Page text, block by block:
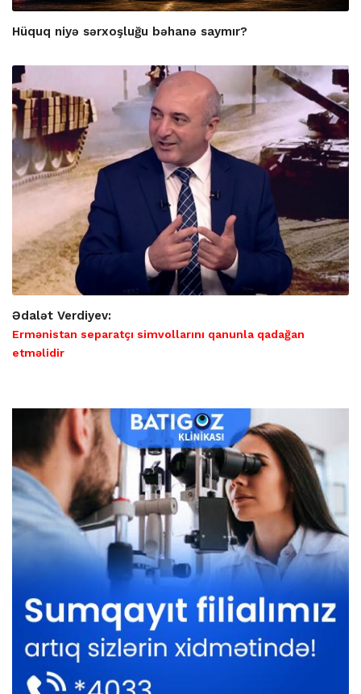
Hüquq niyə sərxoşluğu bəhanə saymır?
Ədalət Verdiyev:
Ermənistan separatçı simvollarını qanunla qadağan
etməlidir